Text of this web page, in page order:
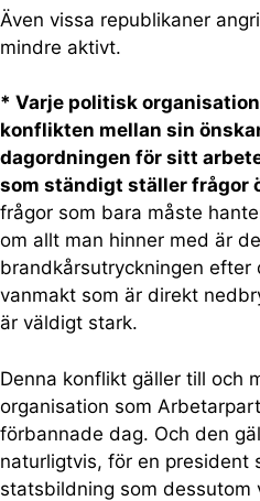
Även vissa republikaner
mindre aktivt.
* Varje politisk
konflikten mellan sin
dagordningen för sitt
som ständigt ställer frågor
frågor som bara måste
om allt man hinner med är
brandkårsutryckningen efter
vanmakt som är direkt
är väldigt stark.
Denna konflikt gäller till och
organisation som
förbannade dag. Och den
naturligtvis, för en president
statsbildning som